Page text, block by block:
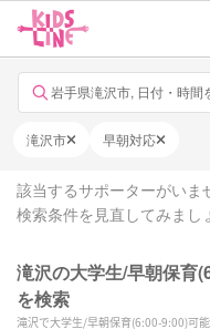
岩手県滝沢市, 日付・時間
滝沢市 早朝対応
該当するサポーターがいま
検索条件を見直してみまし
滝沢の大学生/早朝保育
を検索
滝沢で大学生/早朝保育(6:00-9:00)可